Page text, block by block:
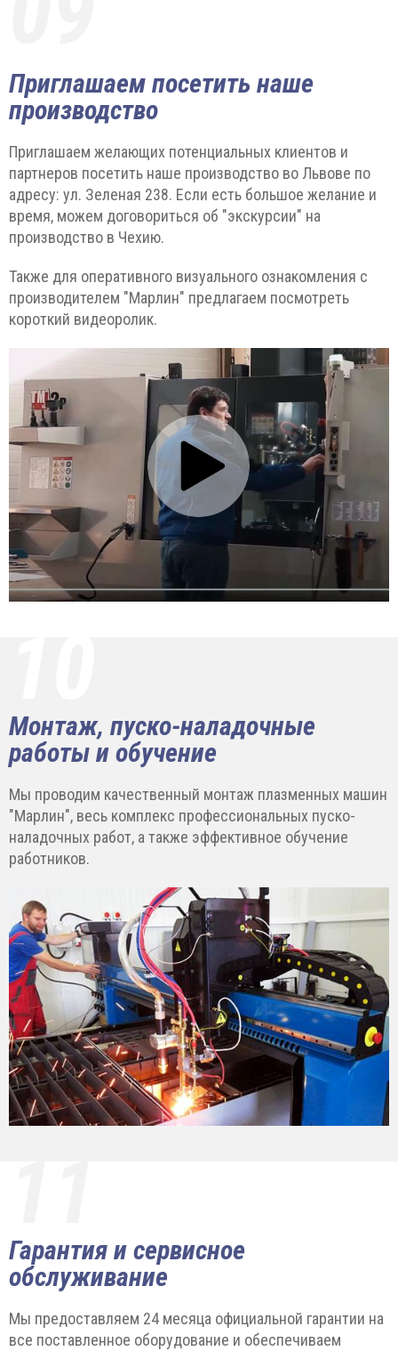
Приглашаем посетить наше
производство
Приглашаем желающих потенциальных клиентов и
партнеров посетить наше производство во Львове по
адресу: ул. Зеленая 238. Если есть большое желание и
время, можем договориться об "экскурсии" на
производство в Чехию.
Также для оперативного визуального ознакомления с
производителем "Марлин" предлагаем посмотреть
короткий видеоролик.
Монтаж, пуско-наладочные
работы и обучение
Мы проводим качественный монтаж плазменных машин
"Марлин", весь комплекс профессиональных пуско-
наладочных работ, а также эффективное обучение
работников.
Гарантия и сервисное
обслуживание
Мы предоставляем 24 месяца официальной гарантии на
все поставленное оборудование и обеспечиваем